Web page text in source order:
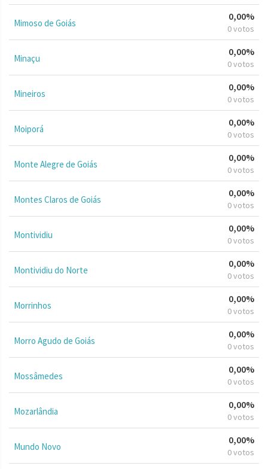
Mimoso de Goiás
0,00%
0 votos
Minaçu
0,00%
0 votos
Mineiros
0,00%
0 votos
Moiporá
0,00%
0 votos
Monte Alegre de Goiás
0,00%
0 votos
Montes Claros de Goiás
0,00%
0 votos
Montividiu
0,00%
0 votos
Montividiu do Norte
0,00%
0 votos
Morrinhos
0,00%
0 votos
Morro Agudo de Goiás
0,00%
0 votos
Mossâmedes
0,00%
0 votos
Mozarlândia
0,00%
0 votos
Mundo Novo
0,00%
0 votos